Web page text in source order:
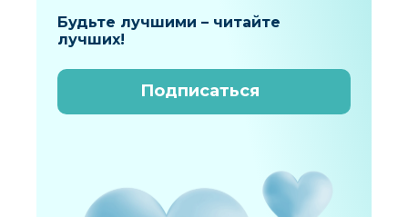
Будьте лучшими – читайте
лучших!
Подписаться